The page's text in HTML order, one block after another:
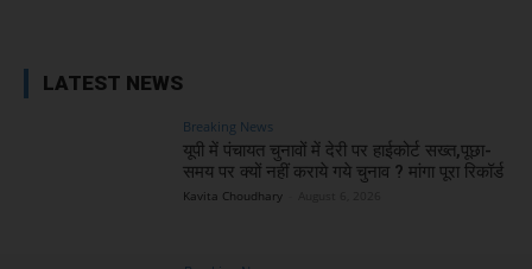
LATEST NEWS
Breaking News
यूपी में पंचायत चुनावों में देरी पर हाईकोर्ट सख्त,पूछा-
समय पर क्यों नहीं कराये गये चुनाव ? मांगा पूरा रिकॉर्ड
Kavita Choudhary